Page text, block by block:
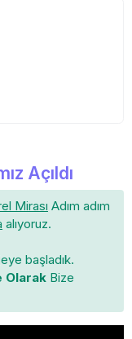
Açıldı
Mirası Adım adım
alıyoruz.
başladık.
Olarak Bize